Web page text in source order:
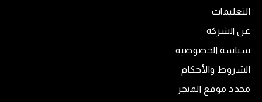
التعليمات
عن الشركة
سياسة الخصوصية
الشروط والأحكام
محدد موقع المتجر